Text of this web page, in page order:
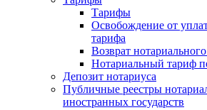
Тарифы
Освобождение от
тарифа
Возврат
Нотариальный тариф
Депозит нотариуса
Публичные реестры
иностранных государств